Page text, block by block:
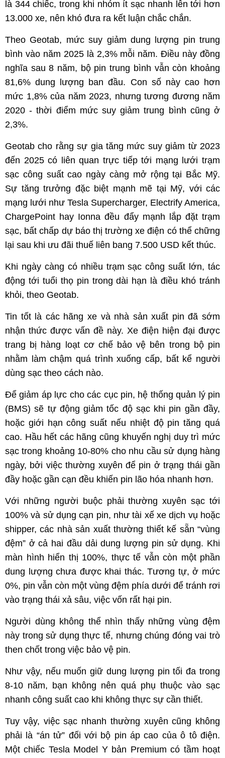
là 344 chiếc, trong khi nhóm ít sạc nhanh lên tới hơn
13.000 xe, nên khó đưa ra kết luận chắc chắn.
Theo Geotab, mức suy giảm dung lượng pin trung
bình vào năm 2025 là 2,3% mỗi năm. Điều này đồng
nghĩa sau 8 năm, bộ pin trung bình vẫn còn khoảng
81,6% dung lượng ban đầu. Con số này cao hơn
mức 1,8% của năm 2023, nhưng tương đương năm
2020 - thời điểm mức suy giảm trung bình cũng ở
2,3%.
Geotab cho rằng sự gia tăng mức suy giảm từ 2023
đến 2025 có liên quan trực tiếp tới mạng lưới trạm
sạc công suất cao ngày càng mở rộng tại Bắc Mỹ.
Sự tăng trưởng đặc biệt mạnh mẽ tại Mỹ, với các
mạng lưới như Tesla Supercharger, Electrify America,
ChargePoint hay Ionna đều đẩy mạnh lắp đặt trạm
sạc, bất chấp dự báo thị trường xe điện có thể chững
lại sau khi ưu đãi thuế liên bang 7.500 USD kết thúc.
Khi ngày càng có nhiều trạm sạc công suất lớn, tác
động tới tuổi thọ pin trong dài hạn là điều khó tránh
khỏi, theo Geotab.
Tin tốt là các hãng xe và nhà sản xuất pin đã sớm
nhận thức được vấn đề này. Xe điện hiện đại được
trang bị hàng loạt cơ chế bảo vệ bên trong bộ pin
nhằm làm chậm quá trình xuống cấp, bất kể người
dùng sạc theo cách nào.
Để giảm áp lực cho các cục pin, hệ thống quản lý pin
(BMS) sẽ tự động giảm tốc độ sạc khi pin gần đầy,
hoặc giới hạn công suất nếu nhiệt độ pin tăng quá
cao. Hầu hết các hãng cũng khuyến nghị duy trì mức
sạc trong khoảng 10-80% cho nhu cầu sử dụng hàng
ngày, bởi việc thường xuyên để pin ở trạng thái gần
đầy hoặc gần cạn đều khiến pin lão hóa nhanh hơn.
Với những người buộc phải thường xuyên sạc tới
100% và sử dụng cạn pin, như tài xế xe dịch vụ hoặc
shipper, các nhà sản xuất thường thiết kế sẵn “vùng
đệm” ở cả hai đầu dải dung lượng pin sử dụng. Khi
màn hình hiển thị 100%, thực tế vẫn còn một phần
dung lượng chưa được khai thác. Tương tự, ở mức
0%, pin vẫn còn một vùng đệm phía dưới để tránh rơi
vào trạng thái xả sâu, việc vốn rất hại pin.
Người dùng không thể nhìn thấy những vùng đệm
này trong sử dụng thực tế, nhưng chúng đóng vai trò
then chốt trong việc bảo vệ pin.
Như vậy, nếu muốn giữ dung lượng pin tối đa trong
8-10 năm, bạn không nên quá phụ thuộc vào sạc
nhanh công suất cao khi không thực sự cần thiết.
Tuy vậy, việc sạc nhanh thường xuyên cũng không
phải là “án tử” đối với bộ pin áp cao của ô tô điện.
Một chiếc Tesla Model Y bản Premium có tầm hoạt